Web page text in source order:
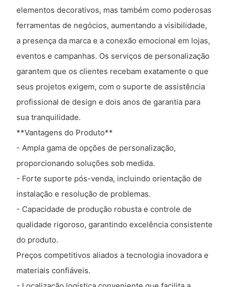
elementos decorativos, mas também como poderosas
ferramentas de negócios, aumentando a visibilidade,
a presença da marca e a conexão emocional em lojas,
eventos e campanhas. Os serviços de personalização
garantem que os clientes recebam exatamente o que
seus projetos exigem, com o suporte de assistência
profissional de design e dois anos de garantia para
sua tranquilidade.
**Vantagens do Produto**
- Ampla gama de opções de personalização,
proporcionando soluções sob medida.
- Forte suporte pós-venda, incluindo orientação de
instalação e resolução de problemas.
- Capacidade de produção robusta e controle de
qualidade rigoroso, garantindo excelência consistente
do produto.
Preços competitivos aliados a tecnologia inovadora e
materiais confiáveis.